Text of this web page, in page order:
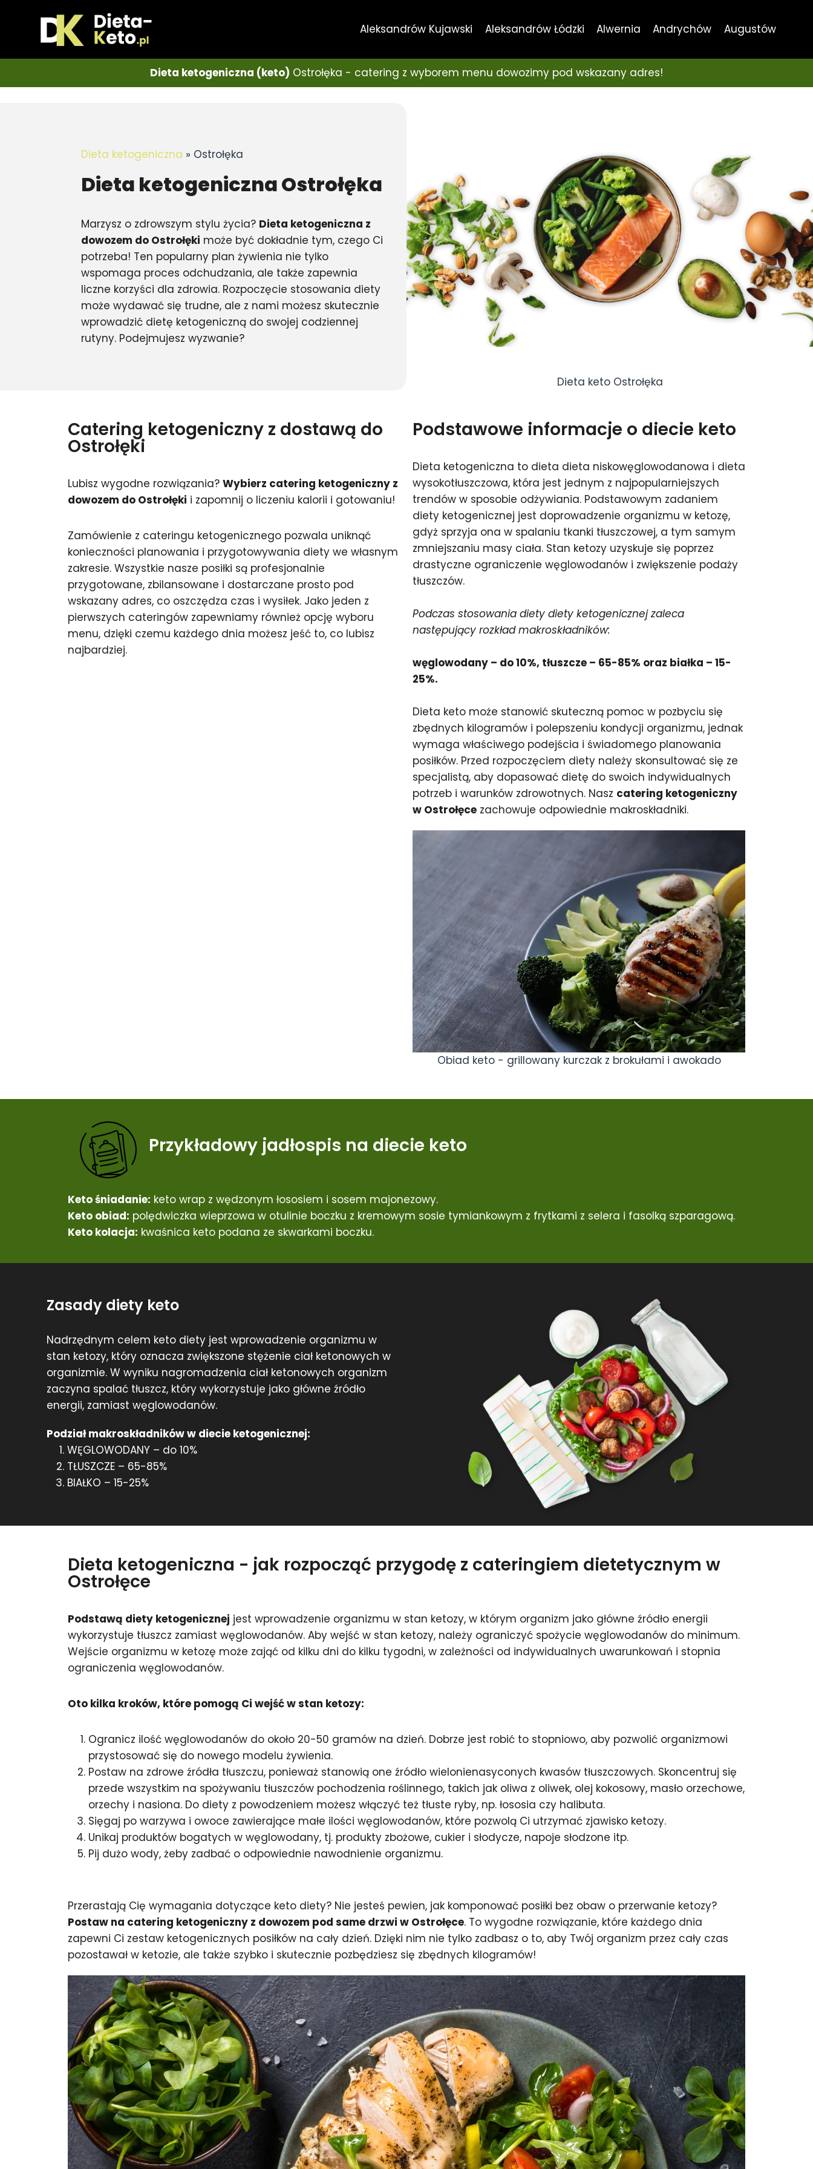
Aleksandrów Kujawski Aleksandrów Łódzki Alwernia Andrychów Augustów
Dieta ketogeniczna (keto) Ostrołęka - catering z wyborem menu dowozimy pod wskazany adres!
Dieta ketogeniczna » Ostrołęka
Dieta ketogenicznaOstrołęka
Marzysz o zdrowszym stylu życia? Dieta ketogeniczna z
dowozem do Ostrołęki może być dokładnie tym, czego Ci
potrzeba! Ten popularny plan żywienia nie tylko
wspomaga proces odchudzania, ale także zapewnia
liczne korzyści dla zdrowia. Rozpoczęcie stosowania diety
może wydawać się trudne, ale z nami możesz skutecznie
wprowadzić dietę ketogeniczną do swojej codziennej
rutyny. Podejmujesz wyzwanie?
Dieta keto Ostrołęka
Catering ketogeniczny z dostawą do
Ostrołęki
Lubisz wygodne rozwiązania? Wybierz catering ketogeniczny z
dowozem do Ostrołęki i zapomnij o liczeniu kalorii i gotowaniu!
Zamówienie z cateringu ketogenicznego pozwala uniknąć
konieczności planowania i przygotowywania diety we własnym
zakresie. Wszystkie nasze posiłki są profesjonalnie
przygotowane, zbilansowane i dostarczane prosto pod
wskazany adres, co oszczędza czas i wysiłek. Jako jeden z
pierwszych cateringów zapewniamy również opcję wyboru
menu, dzięki czemu każdego dnia możesz jeść to, co lubisz
najbardziej.
Podstawowe informacje o diecie keto
Dieta ketogeniczna to dieta dieta niskowęglowodanowa i dieta
wysokotłuszczowa, która jest jednym z najpopularniejszych
trendów w sposobie odżywiania. Podstawowym zadaniem
diety ketogenicznej jest doprowadzenie organizmu w ketozę,
gdyż sprzyja ona w spalaniu tkanki tłuszczowej, a tym samym
zmniejszaniu masy ciała. Stan ketozy uzyskuje się poprzez
drastyczne ograniczenie węglowodanów i zwiększenie podaży
tłuszczów.
Podczas stosowania diety diety ketogenicznej zaleca
następujący rozkład makroskładników:
węglowodany – do 10%, tłuszcze – 65-85% oraz białka – 15-
25%.
Dieta keto może stanowić skuteczną pomoc w pozbyciu się
zbędnych kilogramów i polepszeniu kondycji organizmu, jednak
wymaga właściwego podejścia i świadomego planowania
posiłków. Przed rozpoczęciem diety należy skonsultować się ze
specjalistą, aby dopasować dietę do swoich indywidualnych
potrzeb i warunków zdrowotnych. Nasz catering ketogeniczny
w Ostrołęce zachowuje odpowiednie makroskładniki.
Obiad keto - grillowany kurczak z brokułami i awokado
Przykładowy jadłospis na diecie keto
Keto śniadanie: keto wrap z wędzonym łososiem i sosem majonezowy.
Keto obiad: polędwiczka wieprzowa w otulinie boczku z kremowym sosie tymiankowym z frytkami z selera i fasolką szparagową.
Keto kolacja: kwaśnica keto podana ze skwarkami boczku.
Zasady diety keto
Nadrzędnym celem keto diety jest wprowadzenie organizmu w
stan ketozy, który oznacza zwiększone stężenie ciał ketonowych w
organizmie. W wyniku nagromadzenia ciał ketonowych organizm
zaczyna spalać tłuszcz, który wykorzystuje jako główne źródło
energii, zamiast węglowodanów.
Podział makroskładników w diecie ketogenicznej:
WĘGLOWODANY – do 10%
TŁUSZCZE – 65-85%
BIAŁKO – 15-25%
Dieta ketogeniczna - jak rozpocząć przygodę z cateringiem dietetycznym w
Ostrołęce
Podstawą diety ketogenicznej jest wprowadzenie organizmu w stan ketozy, w którym organizm jako główne źródło energii
wykorzystuje tłuszcz zamiast węglowodanów. Aby wejść w stan ketozy, należy ograniczyć spożycie węglowodanów do minimum.
Wejście organizmu w ketozę może zająć od kilku dni do kilku tygodni, w zależności od indywidualnych uwarunkowań i stopnia
ograniczenia węglowodanów.
Oto kilka kroków, które pomogą Ci wejść w stan ketozy:
Ogranicz ilość węglowodanów do około 20-50 gramów na dzień. Dobrze jest robić to stopniowo, aby pozwolić organizmowi
przystosować się do nowego modelu żywienia.
Postaw na zdrowe źródła tłuszczu, ponieważ stanowią one źródło wielonienasyconych kwasów tłuszczowych. Skoncentruj się
przede wszystkim na spożywaniu tłuszczów pochodzenia roślinnego, takich jak oliwa z oliwek, olej kokosowy, masło orzechowe,
orzechy i nasiona. Do diety z powodzeniem możesz włączyć też tłuste ryby, np. łososia czy halibuta.
Sięgaj po warzywa i owoce zawierające małe ilości węglowodanów, które pozwolą Ci utrzymać zjawisko ketozy.
Unikaj produktów bogatych w węglowodany, tj. produkty zbożowe, cukier i słodycze, napoje słodzone itp.
Pij dużo wody, żeby zadbać o odpowiednie nawodnienie organizmu.
Przerastają Cię wymagania dotyczące keto diety? Nie jesteś pewien, jak komponować posiłki bez obaw o przerwanie ketozy?
Postaw na catering ketogeniczny z dowozem pod same drzwi w Ostrołęce. To wygodne rozwiązanie, które każdego dnia
zapewni Ci zestaw ketogenicznych posiłków na cały dzień. Dzięki nim nie tylko zadbasz o to, aby Twój organizm przez cały czas
pozostawał w ketozie, ale także szybko i skutecznie pozbędziesz się zbędnych kilogramów!